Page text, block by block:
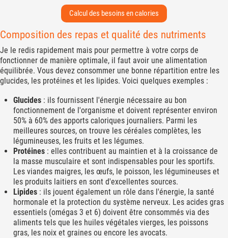
Calcul des besoins en calories
Composition des repas et qualité des nutriments
Je le redis rapidement mais pour permettre à votre corps de
fonctionner de manière optimale, il faut avoir une alimentation
équilibrée. Vous devez consommer une bonne répartition entre les
glucides, les protéines et les lipides. Voici quelques exemples :
Glucides : ils fournissent l'énergie nécessaire au bon
fonctionnement de l'organisme et doivent représenter environ
50% à 60% des apports caloriques journaliers. Parmi les
meilleures sources, on trouve les céréales complètes, les
légumineuses, les fruits et les légumes.
Protéines : elles contribuent au maintien et à la croissance de
la masse musculaire et sont indispensables pour les sportifs.
Les viandes maigres, les œufs, le poisson, les légumineuses et
les produits laitiers en sont d'excellentes sources.
Lipides : ils jouent également un rôle dans l'énergie, la santé
hormonale et la protection du système nerveux. Les acides gras
essentiels (omégas 3 et 6) doivent être consommés via des
aliments tels que les huiles végétales vierges, les poissons
gras, les noix et graines ou encore les avocats.